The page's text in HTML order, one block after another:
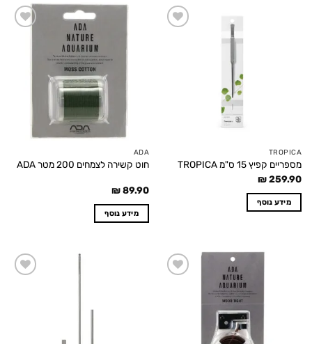
TROPICA
מספריים קפיץ 15 ס"מ TROPICA
₪259.90
מידע נוסף
ADA
חוט קשירה לצמחים 200 מטר ADA
₪89.90
מידע נוסף